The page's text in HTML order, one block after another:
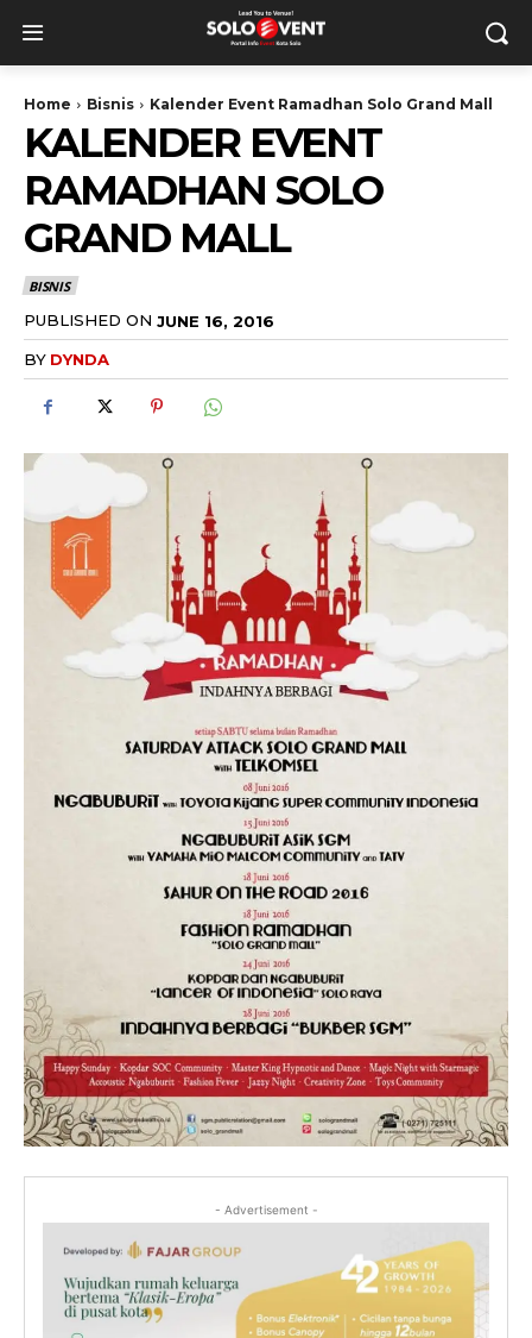
Home Bisnis Kalender Event Ramadhan Solo Grand Mall
KALENDER EVENT
RAMADHAN SOLO
GRAND MALL
BISNIS
PUBLISHED ON JUNE 16, 2016
BY DYNDA
- Advertisement -